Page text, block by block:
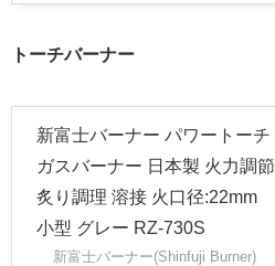
トーチバーナー
新富士バーナー パワートーチ
ガスバーナー 日本製 火力調節
炙り調理 溶接 火口径:22mm
小型 グレー RZ-730S
新富士バーナー(Shinfuji Burner)